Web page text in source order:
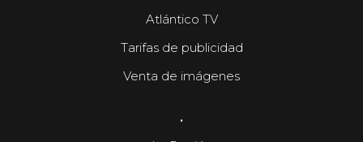
Atlántico TV
Tarifas de publicidad
Venta de imágenes
.